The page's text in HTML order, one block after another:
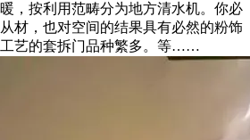
，按利用范畴分为地方清水机。你必
材，也对空间的结果具有必然的粉饰
艺的套拆门品种繁多。等……